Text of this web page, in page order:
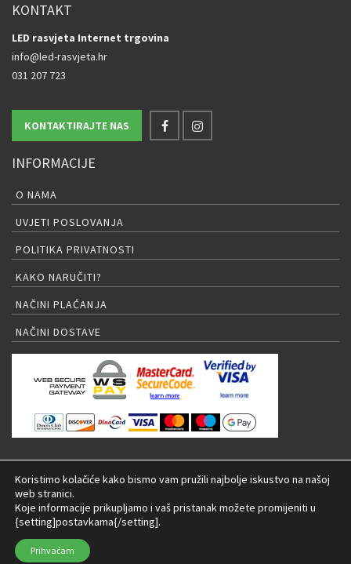
KONTAKT
LED rasvjeta Internet trgovina
info@led-rasvjeta.hr
031 207 723
KONTAKTIRAJTE NAS
INFORMACIJE
O NAMA
UVJETI POSLOVANJA
POLITIKA PRIVATNOSTI
KAKO NARUČITI?
NAČINI PLAĆANJA
NAČINI DOSTAVE
PRIJAVA NA NEWSLETTER
© 2026 LED rasvjeta Internet trgovina |
Koristimo kolačiće kako bismo vam pružili najbolje iskustvo na našoj
web stranici.
Koje informacije prikupljamo i vaš pristanak možete promijeniti u
{setting]postavkama{/setting].
Prihvaćam